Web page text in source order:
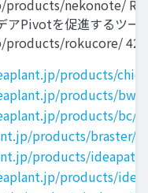
nekonote/
アPivotを促進するツー
rokucore/ 42
products/
products/
products/bc/
products/braster/
products/
products/